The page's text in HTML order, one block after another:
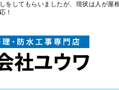
をしてもらいましたが、現状は人が
！